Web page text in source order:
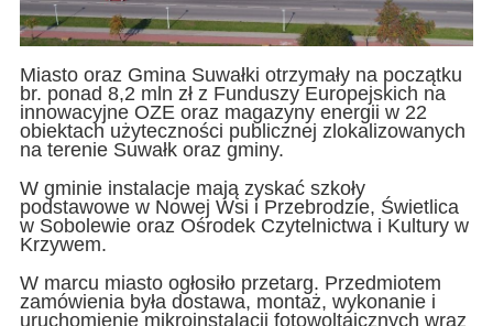
Miasto oraz Gmina Suwałki otrzymały na początku
br. ponad 8,2 mln zł z Funduszy Europejskich na
innowacyjne OZE oraz magazyny energii w 22
obiektach użyteczności publicznej zlokalizowanych
na terenie Suwałk oraz gminy.
W gminie instalacje mają zyskać szkoły
podstawowe w Nowej Wsi i Przebrodzie, Świetlica
w Sobolewie oraz Ośrodek Czytelnictwa i Kultury w
Krzywem.
W marcu miasto ogłosiło przetarg. Przedmiotem
zamówienia była dostawa, montaż, wykonanie i
uruchomienie mikroinstalacji fotowoltaicznych wraz